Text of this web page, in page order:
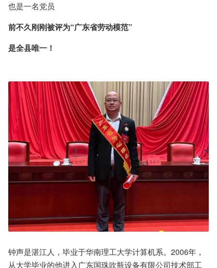
也是一名党员
前不久刚刚被评为“广东省劳动模范”
是全县唯一！
钟声是湛江人，毕业于华南理工大学计算机系。2006年，
从大学毕业的他进入广东国珠吹瓶设备有限公司技术部工